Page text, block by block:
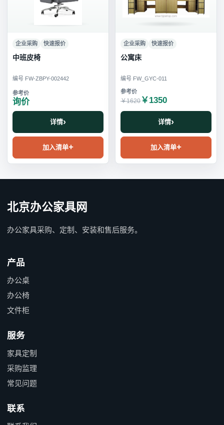
企业采购 快速报价
中班皮椅
编号 FW-ZBPY-002442
询价
详情
加入清单
企业采购 快速报价
公寓床
编号 FW_GYC-011
￥1620 ￥1350
详情
加入清单
北京办公家具网
办公家具采购、定制、安装和售后服务。
产品
办公桌
办公椅
文件柜
服务
家具定制
采购监理
常见问题
联系